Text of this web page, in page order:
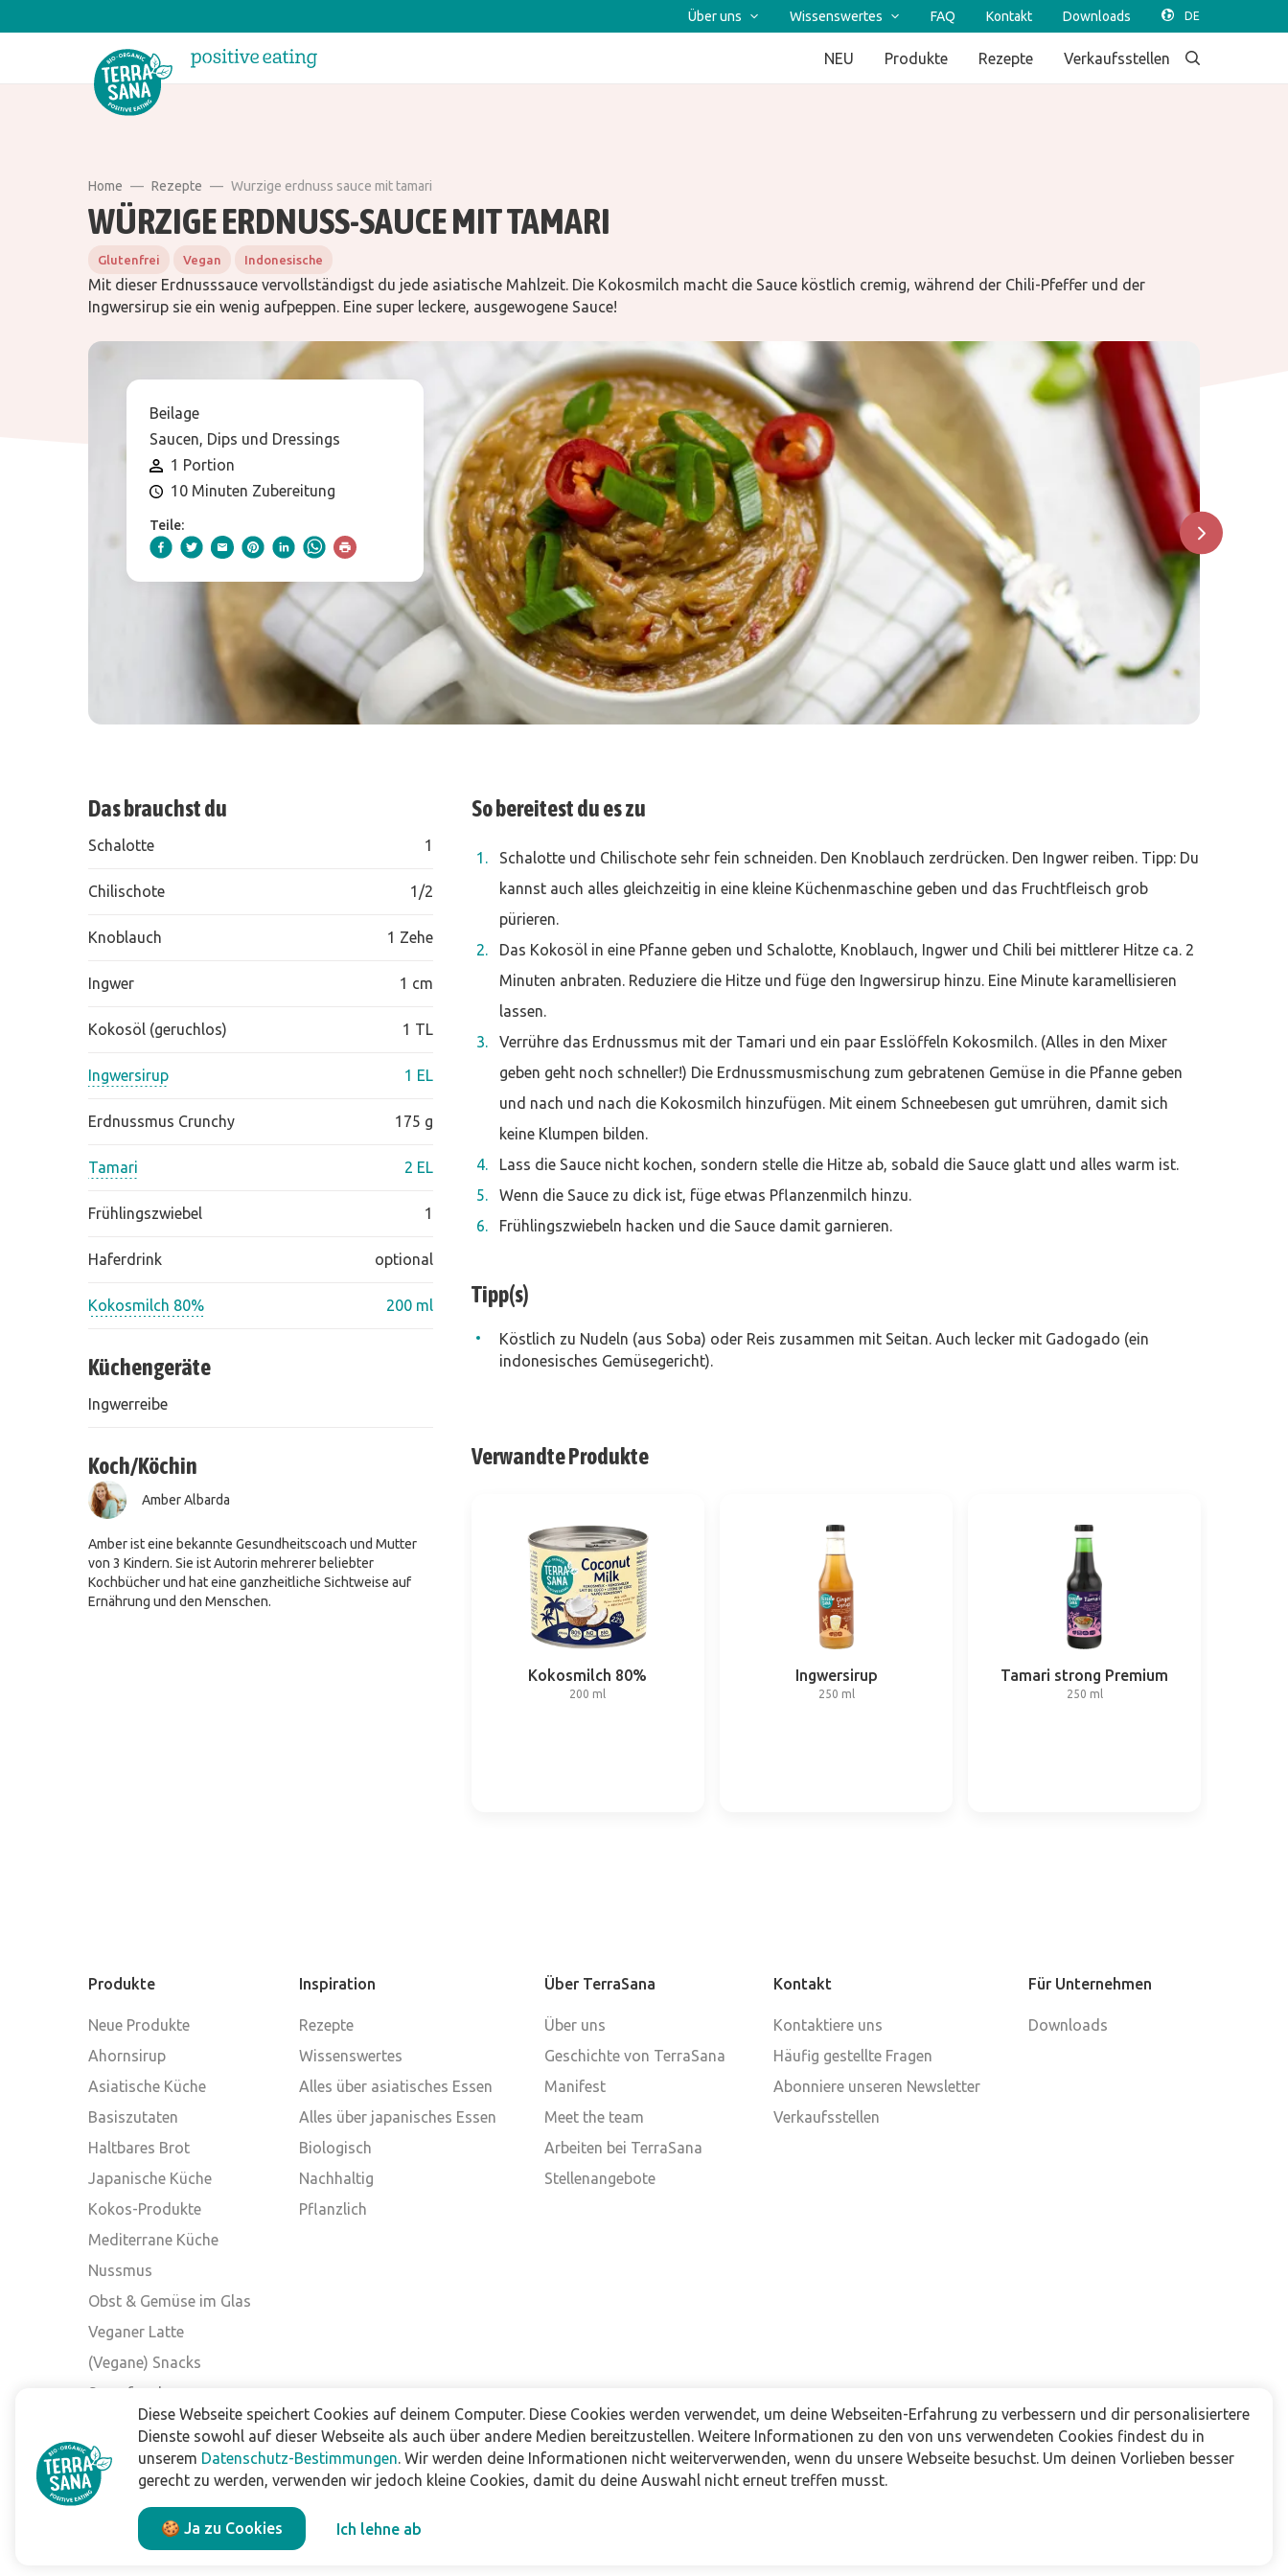
Über uns Wissenswertes FAQ Kontakt Downloads
NEU Produkte Rezepte Verkaufsstellen
Home Rezepte Wurzige erdnuss sauce mit tamari
WÜRZIGE ERDNUSS-SAUCE MIT TAMARI
Glutenfrei Vegan Indonesische
Mit dieser Erdnusssauce vervollständigst du jede asiatische Mahlzeit. Die Kokosmilch macht die Sauce köstlich cremig, während der Chili-Pfeffer und der
Ingwersirup sie ein wenig aufpeppen. Eine super leckere, ausgewogene Sauce!
Beilage
Saucen, Dips und Dressings
1 Portion
10 Minuten Zubereitung
Teile:
Das brauchst du
Schalotte 1
Chilischote 1/2
Knoblauch 1 Zehe
Ingwer 1 cm
Kokosöl (geruchlos) 1 TL
Ingwersirup 1 EL
Erdnussmus Crunchy 175 g
Tamari 2 EL
Frühlingszwiebel 1
Haferdrink optional
Kokosmilch 80% 200 ml
Küchengeräte
Ingwerreibe
Koch/Köchin
Amber Albarda
Amber ist eine bekannte Gesundheitscoach und Mutter
von 3 Kindern. Sie ist Autorin mehrerer beliebter
Kochbücher und hat eine ganzheitliche Sichtweise auf
Ernährung und den Menschen.
So bereitest du es zu
Schalotte und Chilischote sehr fein schneiden. Den Knoblauch zerdrücken. Den Ingwer reiben. Tipp: Du
kannst auch alles gleichzeitig in eine kleine Küchenmaschine geben und das Fruchtfleisch grob
pürieren.
Das Kokosöl in eine Pfanne geben und Schalotte, Knoblauch, Ingwer und Chili bei mittlerer Hitze ca. 2
Minuten anbraten. Reduziere die Hitze und füge den Ingwersirup hinzu. Eine Minute karamellisieren
lassen.
Verrühre das Erdnussmus mit der Tamari und ein paar Esslöffeln Kokosmilch. (Alles in den Mixer
geben geht noch schneller!) Die Erdnussmusmischung zum gebratenen Gemüse in die Pfanne geben
und nach und nach die Kokosmilch hinzufügen. Mit einem Schneebesen gut umrühren, damit sich
keine Klumpen bilden.
Lass die Sauce nicht kochen, sondern stelle die Hitze ab, sobald die Sauce glatt und alles warm ist.
Wenn die Sauce zu dick ist, füge etwas Pflanzenmilch hinzu.
Frühlingszwiebeln hacken und die Sauce damit garnieren.
Tipp(s)
Köstlich zu Nudeln (aus Soba) oder Reis zusammen mit Seitan. Auch lecker mit Gadogado (ein
indonesisches Gemüsegericht).
Verwandte Produkte
Kokosmilch 80%
200 ml
Ingwersirup
250 ml
Tamari strong Premium
250 ml
Produkte
Neue Produkte
Ahornsirup
Asiatische Küche
Basiszutaten
Haltbares Brot
Japanische Küche
Kokos-Produkte
Mediterrane Küche
Nussmus
Obst & Gemüse im Glas
Veganer Latte
(Vegane) Snacks
Superfood
Andere Marken
Inspiration
Rezepte
Wissenswertes
Alles über asiatisches Essen
Alles über japanisches Essen
Biologisch
Nachhaltig
Pflanzlich
Über TerraSana
Über uns
Geschichte von TerraSana
Manifest
Meet the team
Arbeiten bei TerraSana
Stellenangebote
Kontakt
Kontaktiere uns
Häufig gestellte Fragen
Abonniere unseren Newsletter
Verkaufsstellen
Für Unternehmen
Downloads
Impressum
Datenschutzbestimmungen
Allgemeine Verkaufs- und Lieferbedingungen
Diese Webseite speichert Cookies auf deinem Computer. Diese Cookies werden verwendet, um deine Webseiten-Erfahrung zu verbessern und dir personalisiertere
Dienste sowohl auf dieser Webseite als auch über andere Medien bereitzustellen. Weitere Informationen zu den von uns verwendeten Cookies findest du in
unserem Datenschutz-Bestimmungen. Wir werden deine Informationen nicht weiterverwenden, wenn du unsere Webseite besuchst. Um deinen Vorlieben besser
gerecht zu werden, verwenden wir jedoch kleine Cookies, damit du deine Auswahl nicht erneut treffen musst.
🍪 Ja zu Cookies Ich lehne ab